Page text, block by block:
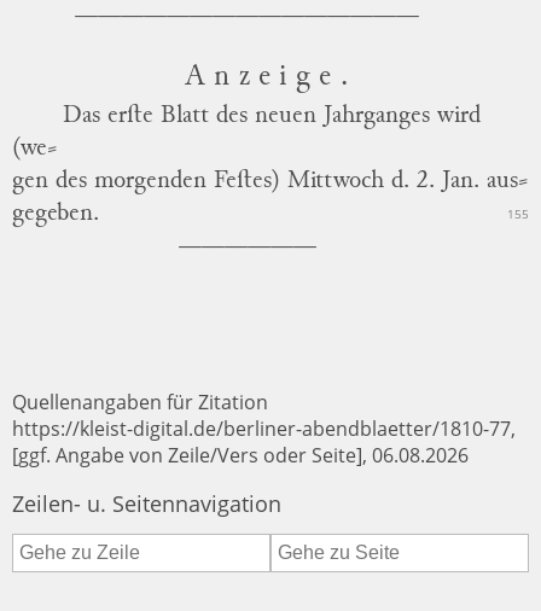
Anzeige.
Das erſte Blatt des neuen Jahrganges wird
(we⸗
gen des morgenden Feſtes) Mittwoch d. 2. Jan. aus⸗
gegeben.
155
Quellenangaben für Zitation
https://kleist-digital.de/berliner-abendblaetter/1810-77,
[ggf. Angabe von Zeile/Vers oder Seite], 06.08.2026
Zeilen- u. Seitennavigation